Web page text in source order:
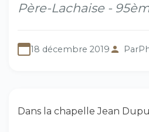
Père-Lachaise -
18 décembre 2019 Par
Dans la chapelle Jean